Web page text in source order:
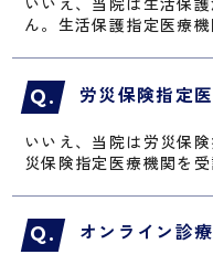
ん。生活保護指定医療機
労災保険指定
いいえ、当院は労災保
災保険指定医療機関を受
オンライン診